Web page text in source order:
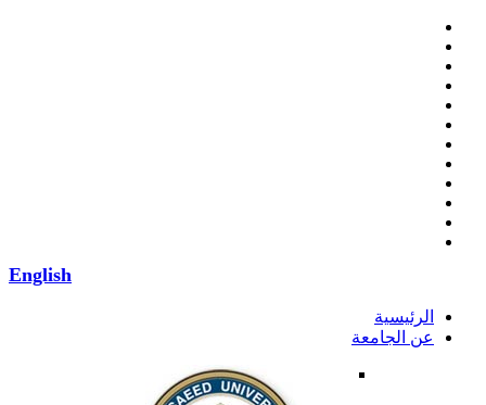
English
الرئيسية
عن الجامعة